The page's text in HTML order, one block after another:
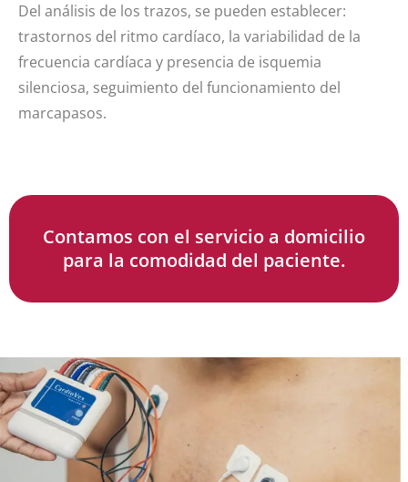
Del análisis de los trazos, se pueden establecer:
trastornos del ritmo cardíaco, la variabilidad de la
frecuencia cardíaca y presencia de isquemia
silenciosa, seguimiento del funcionamiento del
marcapasos.
Contamos con el servicio a domicilio
para la comodidad del paciente.